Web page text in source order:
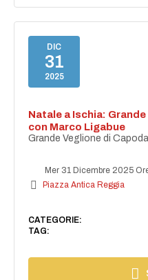
DIC
31
2025
Natale a Ischia:
con Marco Ligabue
Grande Veglione di
Mer 31 Dicembre 2025
Piazza Antica Reggia
CATEGORIE:
TAG: